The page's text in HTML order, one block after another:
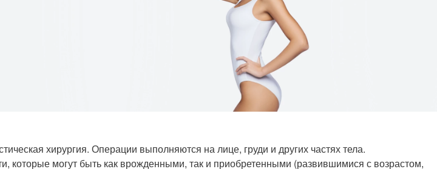
хирургия. Операции выполняются на лице, груди и других частях тела.
которые могут быть как врожденными, так и приобретенными (развившимися с возрастом,